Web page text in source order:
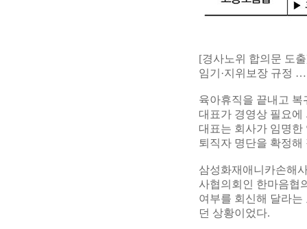
[경사노위 합의문 도
임기·지위보장 규정
육아휴직을 끝내고
대표가 경영상 필요에
대표는 회사가 임명한
퇴직자 명단을 확정
삼성화재애니카손해
사협의회인 한마음협
여부를 회신해 달라
던 상황이었다.